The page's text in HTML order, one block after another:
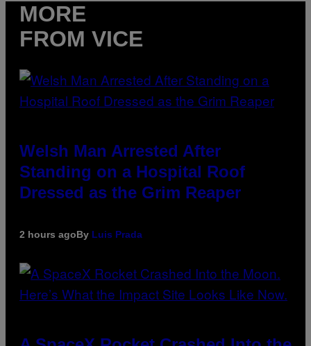
MORE
FROM VICE
Welsh Man Arrested After
Standing on a Hospital Roof
Dressed as the Grim Reaper
2 hours agoBy Luis Prada